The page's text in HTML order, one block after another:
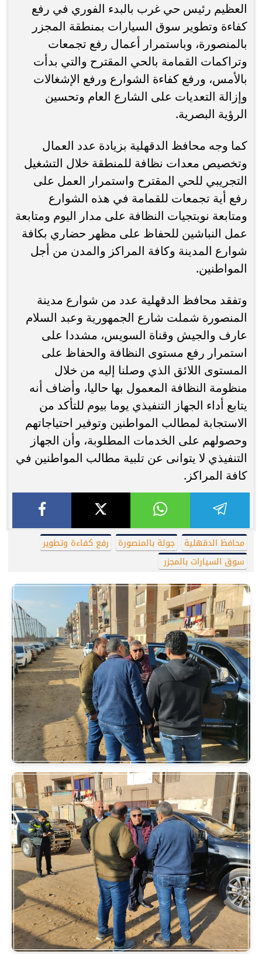
العظيم رئيس حي غرب بالبدء الفوري في رفع
كفاءة وتطوير سوق السيارات بمنطقة المجزر
بالمنصورة، وباستمرار أعمال رفع تجمعات
وتراكمات القمامة بالحي المقترح والتي بدأت
بالأمس، ورفع كفاءة الشوارع ورفع الإشغالات
وإزالة التعديات على الشارع العام وتحسين
الرؤية البصرية.
كما وجه محافظ الدقهلية بزيادة عدد العمال
وتخصيص معدات نظافة للمنطقة خلال التشغيل
التجريبي للحي المقترح واستمرار العمل على
رفع أية تجمعات للقمامة في هذه الشوارع
ومتابعة نوبتجيات النظافة على مدار اليوم ومتابعة
عمل النباشين للحفاظ على مظهر حضاري بكافة
شوارع المدينة وكافة المراكز والمدن من أجل
المواطنين.
وتفقد محافظ الدقهلية عدد من شوارع مدينة
المنصورة شملت شارع الجمهورية وعبد السلام
عارف والجيش وقناة السويس، مشددا على
استمرار رفع مستوى النظافة والحفاظ على
المستوى اللائق الذي وصلنا إليه من خلال
منظومة النظافة المعمول بها حاليا، وأضاف أنه
يتابع أداء الجهاز التنفيذي يوما بيوم للتأكد من
الاستجابة لمطالب المواطنين وتوفير احتياجاتهم
وحصولهم على الخدمات المطلوبة، وأن الجهاز
التنفيذي لا يتوانى عن تلبية مطالب المواطنين في
كافة المراكز.
محافظ الدقهلية جولة بالمنصورة
رفع كفاءة وتطوير
سوق السيارات بالمجزر